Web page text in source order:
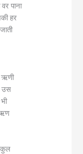
पाना
हर
ऋणी
उस
ऋण